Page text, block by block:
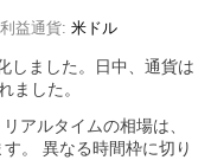
利益通貨: 米ドル
しました。日中、通貨は
ました。
アルタイムの相場は、
。 異なる時間枠に切り